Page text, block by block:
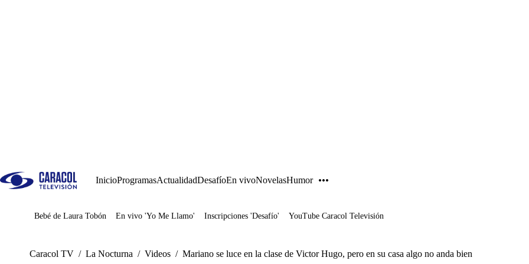
InicioProgramasActualidadDesafíoEn vivoNovelasHumor
Juegos
Bebé de Laura Tobón En vivo 'Yo Me Llamo' Inscripciones 'Desafío' YouTube Caracol Televisión
Caracol TV / La Nocturna / Videos / Mariano se luce en la clase de Victor Hugo, pero en su casa algo no anda bien